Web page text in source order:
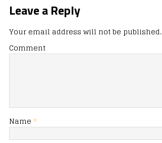
Leave a Reply
Your email address will not be published.
Comment
Name *